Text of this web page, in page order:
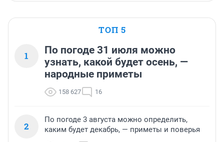
ТОП 5
1
По погоде 31 июля можно
узнать, какой будет осень, —
народные приметы
158 627 16
2
По погоде 3 августа можно определить,
каким будет декабрь, — приметы и поверья